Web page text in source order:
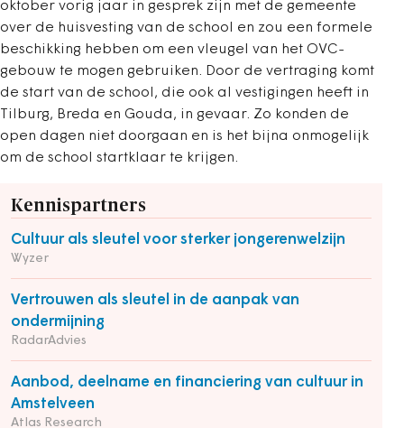
oktober vorig jaar in gesprek zijn met de gemeente
over de huisvesting van de school en zou een formele
beschikking hebben om een vleugel van het OVC-
gebouw te mogen gebruiken. Door de vertraging komt
de start van de school, die ook al vestigingen heeft in
Tilburg, Breda en Gouda, in gevaar. Zo konden de
open dagen niet doorgaan en is het bijna onmogelijk
om de school startklaar te krijgen.
Kennispartners
Cultuur als sleutel voor sterker jongerenwelzijn
Wyzer
Vertrouwen als sleutel in de aanpak van
ondermijning
RadarAdvies
Aanbod, deelname en financiering van cultuur in
Amstelveen
Atlas Research